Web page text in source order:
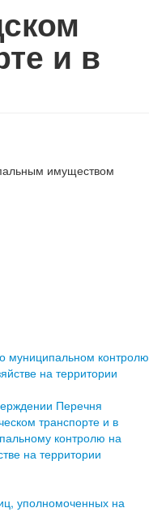
и в
имуществом
муниципальном контролю
на территории
Перечня
транспорте и в
контролю на
на территории
уполномоченных на